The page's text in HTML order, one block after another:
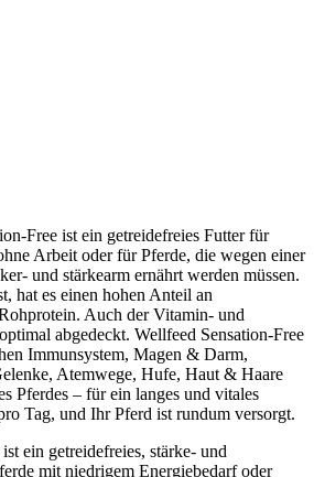
Free ist ein getreidefreies Futter für
Arbeit oder für Pferde, die wegen einer
und stärkearm ernährt werden müssen.
hat es einen hohen Anteil an
Auch der Vitamin- und
abgedeckt. Wellfeed Sensation-Free
Immunsystem, Magen & Darm,
Atemwege, Hufe, Haut & Haare
Pferdes – für ein langes und vitales
Tag, und Ihr Pferd ist rundum versorgt.
ein getreidefreies, stärke- und
mit niedrigem Energiebedarf oder